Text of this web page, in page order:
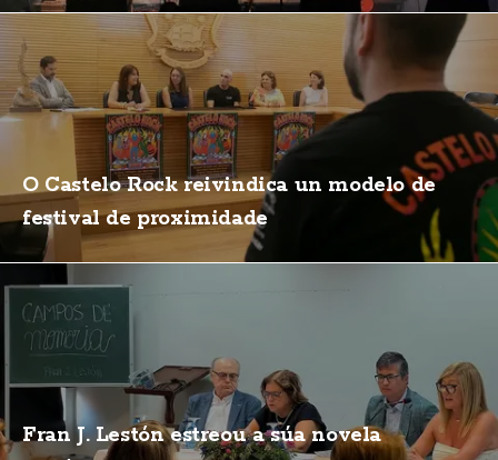
O Castelo Rock reivindica un modelo de
festival de proximidade
Fran J. Lestón estreou a súa novela